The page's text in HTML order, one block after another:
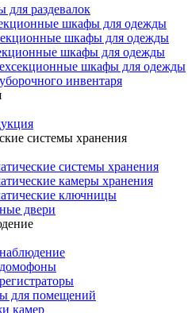
раздевалок
шкафы для одежды
шкафы для одежды
шкафы для одежды
шкафы для одежды
инвентаря
системы хранения
системы хранения
камеры хранения
ключницы
двери
для помещений
камер